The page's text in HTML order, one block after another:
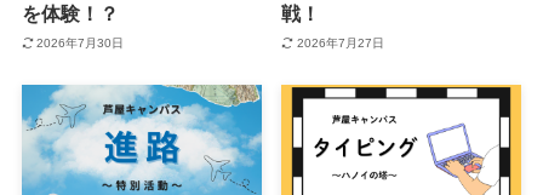
を体験！？
2026年7月30日
戦！
2026年7月27日